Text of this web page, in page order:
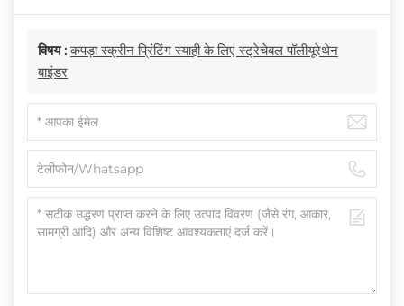
विषय :कपड़ा स्क्रीन प्रिंटिंग स्याही के लिए स्ट्रेचेबल पॉलीयूरेथेन
बाइंडर